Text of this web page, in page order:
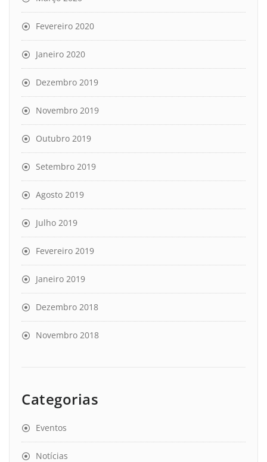
Fevereiro 2020
Janeiro 2020
Dezembro 2019
Novembro 2019
Outubro 2019
Setembro 2019
Agosto 2019
Julho 2019
Fevereiro 2019
Janeiro 2019
Dezembro 2018
Novembro 2018
Categorias
Eventos
Notícias